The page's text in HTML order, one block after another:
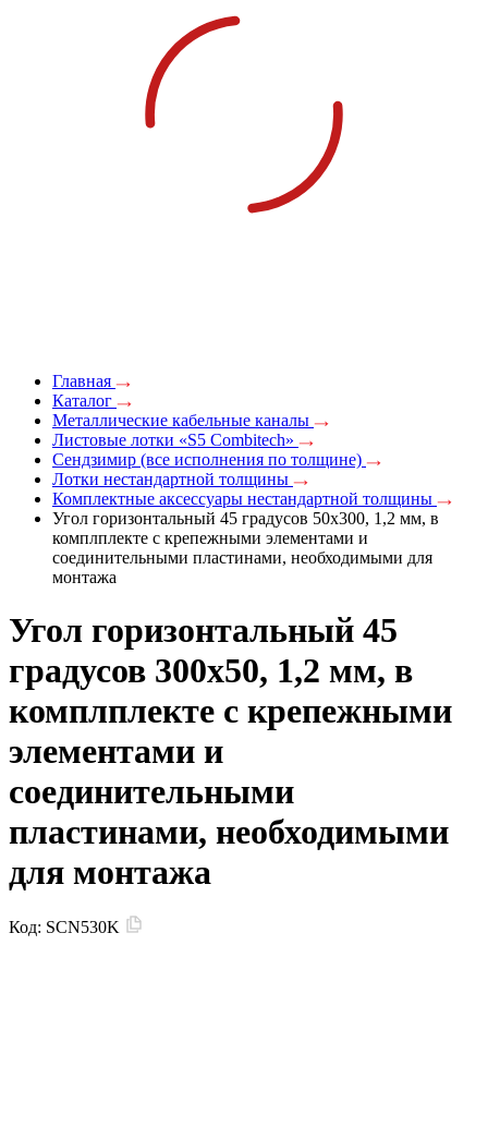
Главная
Каталог
Металлические кабельные каналы
Листовые лотки «S5 Combitech»
Сендзимир (все исполнения по толщине)
Лотки нестандартной толщины
Комплектные аксессуары нестандартной толщины
Угол горизонтальный 45 градусов 50х300, 1,2 мм, в
комплплекте с крепежными элементами и
соединительными пластинами, необходимыми для
монтажа
Угол горизонтальный 45
градусов 300x50, 1,2 мм, в
комплплекте с крепежными
элементами и
соединительными
пластинами, необходимыми
для монтажа
Код: SCN530K